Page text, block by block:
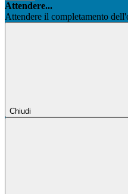
Attendere...
Attendere il completamento
Chiudi